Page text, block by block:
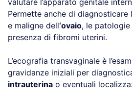
Permette anche di
e maligne dell‘ovaio, le patologie
presenza di fibromi uterini.
L’ecografia transvaginale è
gravidanze iniziali per
intrauterina o eventuali